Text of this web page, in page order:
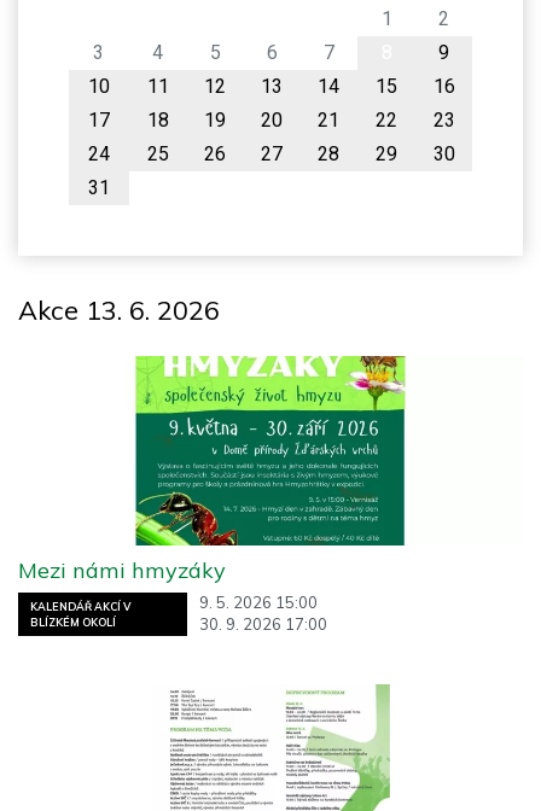
1
2
3
4 5 6 7
9
10
11 12 13 14 15
16
17
18 19 20 21 22
23
24
25 26 27 28 29
30
31
Akce 13. 6. 2026
KALENDÁŘ AKCÍ V
BLÍZKÉM OKOLÍ
9. 5. 2026 15:00
30. 9. 2026 17:00
Mezi námi hmyzáky